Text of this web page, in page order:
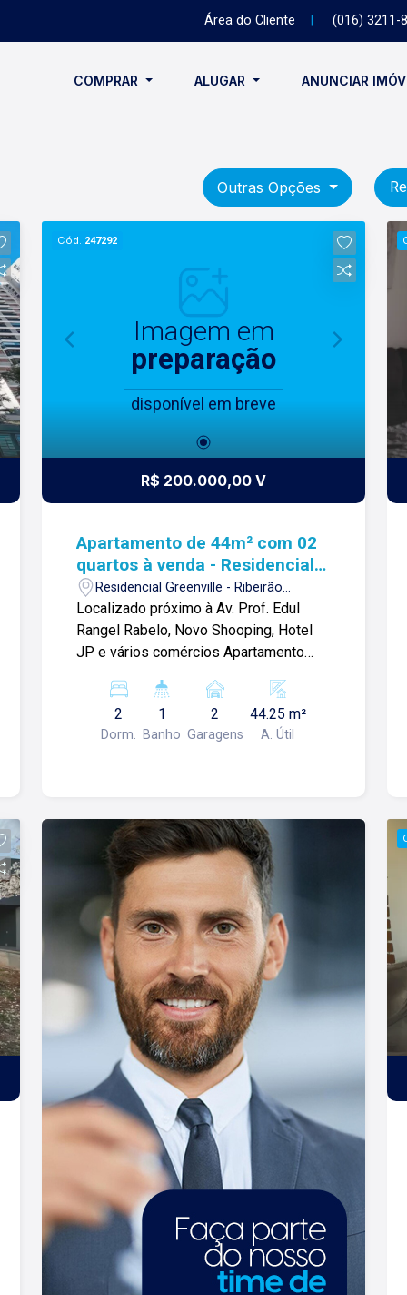
Área do Cliente (016) 3211-
COMPRAR ALUGAR ANUNCIAR
Outras Opções
Cód. 247292
Imagem em
preparação
disponível em breve
R$ 200.000,00 V
Apartamento de 44m² com 02
quartos à venda - Residencial
Greenville
Residencial Greenville - Ribeirão
Preto/SP
Localizado próximo à Av. Prof. Edul
Rangel Rabelo, Novo Shooping, Hotel
JP e vários comércios Apartamento
1 com armário; -Ar condicionado; -Sala
com balcão; -Banheiro social com
blindex e gabinete; -Cozinha planejada ;
Relacionamento! Esta é a nossa
missão, nosso propósito e o
verdadeiro sentido de tudo que
fazemos. Todos os dias construímos
laços fortes e indeléveis com nossos
proprietários e clientes. Somos uma
imobiliária que, desde a nossa
fundação em 1987, equilibra a
tradicionalidade com o arrojo e a força
comercial da atualidade. Temos mais
de 140 funcionários e parceiros de
negócios e ao longo da nossa
caminhada já administramos mais de
20.000 locações e realizamos mais de
3.000 vendas de imóveis. Temos o
maior inventário de cadastros de
imóveis de Ribeirão Preto e região com
mais de 20.000 opções, em todos os
cantos da cidade, para todos os
padrões e para todos os gostos de
nossos clientes. Se você deseja
comprar, alugar ou negociar seu próprio
2
Dorm.
1
Banho
2
Garagens
44.25 m²
A. Útil